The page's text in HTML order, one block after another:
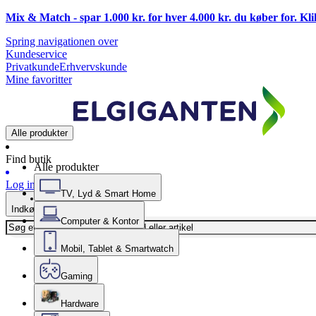
Mix & Match - spar 1.000 kr. for hver 4.000 kr. du køber for.
Spring navigationen over
Kundeservice
PrivatkundeErhvervskunde
Mine favoritter
Alle produkter
Find butik
Log ind
Indkøbskurv
Alle produkter
TV, Lyd & Smart Home
Computer & Kontor
Mobil, Tablet & Smartwatch
Gaming
Hardware